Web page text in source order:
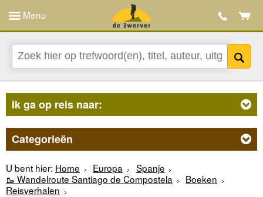
Menu
Ik ga op reis naar:
Categorieën
U bent hier: Home Europa
Spanje
🥾 Wandelroute Santiago de Compostela
Boeken
Reisverhalen